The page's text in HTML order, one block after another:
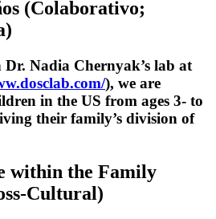
(Colaborativo;
Nadia Chernyak’s lab at
), we are
in the US from ages 3- to
their family’s division of
within the Family
Cultural)